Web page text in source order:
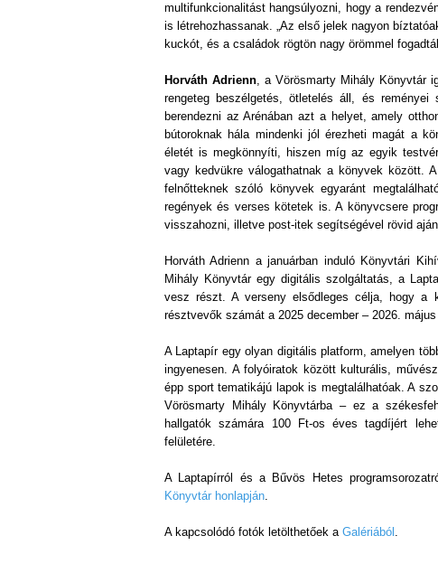
multifunkcionalitást hangsúlyozni, hogy a
is létrehozhassanak. „Az első jelek nagyon
kuckót, és a családok rögtön nagy örömmel
Horváth Adrienn, a Vörösmarty Mihály Könyvtár
rengeteg beszélgetés, ötletelés áll, és
berendezni az Arénában azt a helyet, amely
bútoroknak hála mindenki jól érezheti magát a
életét is megkönnyíti, hiszen míg az egyik
vagy kedvükre válogathatnak a könyvek között.
felnőtteknek szóló könyvek egyaránt
regények és verses kötetek is. A könyvcsere
visszahozni, illetve post-itek segítségével rövid
Horváth Adrienn a januárban induló Könyvtári
Mihály Könyvtár egy digitális szolgáltatás, a
vesz részt. A verseny elsődleges célja, hogy a
résztvevők számát a 2025 december – 2026.
A Laptapír egy olyan digitális platform, amelyen
ingyenesen. A folyóiratok között kulturális,
épp sport tematikájú lapok is megtalálhatóak. A
Vörösmarty Mihály Könyvtárba – ez a
hallgatók számára 100 Ft-os éves tagdíjért
felületére.
A Laptapírról és a Bűvös Hetes
Könyvtár honlapján.
A kapcsolódó fotók letölthetőek a Galériából .